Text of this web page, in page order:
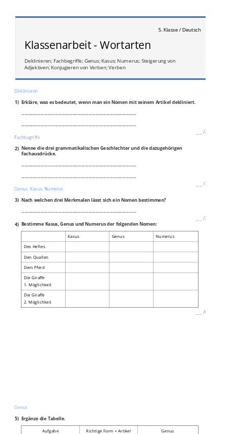
5. Klasse / Deutsch
Klassenarbeit - Wortarten
Deklinieren; Fachbegriffe; Genus; Kasus; Numerus; Steigerung von
Adjektiven; Konjugieren von Verben; Verben
Deklinieren
1) Erkläre, was es bedeutet, wenn man ein Nomen mit seinem Artikel dekliniert.
/2P
Fachbegriffe
2) Nenne die drei grammatikalischen Geschlechter und die dazugehörigen
Fachausdrücke.
/3P
Genus, Kasus, Numerus
3) Nach welchen drei Merkmalen lässt sich ein Nomen bestimmen?
/3P
4) Bestimme Kasus, Genus und Numerus der folgenden Nomen:
Kasus Genus
Numerus
Des Heftes
Den Quallen
Dem Pferd
Die Giraffe
1. Möglichkeit
Die Giraffe
2. Möglichkeit
/6P
Genus
5) Ergänze die Tabelle.
Aufgabe Richtige Form + Artikel
Genus